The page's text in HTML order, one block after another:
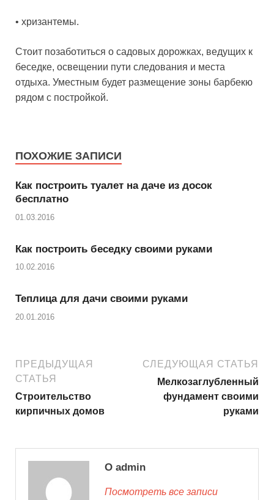
• хризантемы.
Стоит позаботиться о садовых дорожках, ведущих к
беседке, освещении пути следования и места
отдыха. Уместным будет размещение зоны барбекю
рядом с постройкой.
ПОХОЖИЕ ЗАПИСИ
Как построить туалет на даче из досок
бесплатно
01.03.2016
Как построить беседку своими руками
10.02.2016
Теплица для дачи своими руками
20.01.2016
ПРЕДЫДУЩАЯ
СТАТЬЯ
Строительство
кирпичных домов
СЛЕДУЮЩАЯ СТАТЬЯ
Мелкозаглубленный
фундамент своими
руками
О admin
Посмотреть все записи